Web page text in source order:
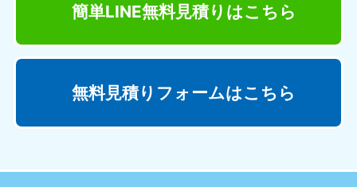
簡単LINE無料見積り はこちら
無料見積りフォームはこちら